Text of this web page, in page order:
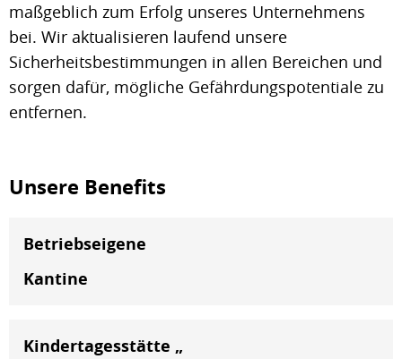
maßgeblich zum Erfolg unseres Unternehmens
bei. Wir aktualisieren laufend unsere
Sicherheitsbestimmungen in allen Bereichen und
sorgen dafür, mögliche Gefährdungspotentiale zu
entfernen.
Unsere Benefits
Betriebseigene
Kantine
Kindertagesstätte „